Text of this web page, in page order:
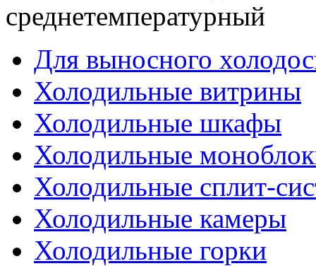
среднетемпературный
Для выносного
Холодильные витрины
Холодильные шкафы
Холодильные
Холодильные сплит-
Холодильные камеры
Холодильные горки